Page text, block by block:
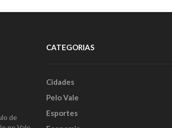
de
CATEGORIAS
Cidades
Pelo Vale
Esportes